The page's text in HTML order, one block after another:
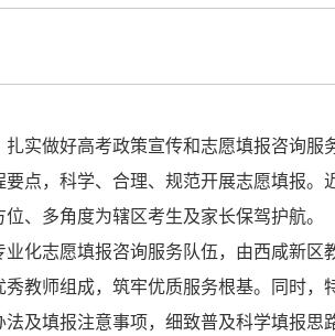
实做好高考政策宣传和志愿填报咨询服
点，科学、合理、规范开展志愿填报。
、多角度为辖区考生及家长保驾护航。
化志愿填报咨询服务队伍，由西咸新区
教师组成，筑牢优质服务根基。同时，
及填报注意事项，细致普及科学填报思